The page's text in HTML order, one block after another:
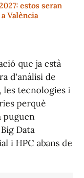
estos seran
València
que ja està
d'anàlisi de
les tecnologies i
perquè
puguen
Data
i HPC abans de